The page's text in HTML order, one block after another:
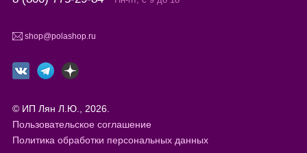
shop@polashop.ru
© ИП Лян Л.Ю., 2026.
Пользовательское соглашение
Политика обработки персональных данных